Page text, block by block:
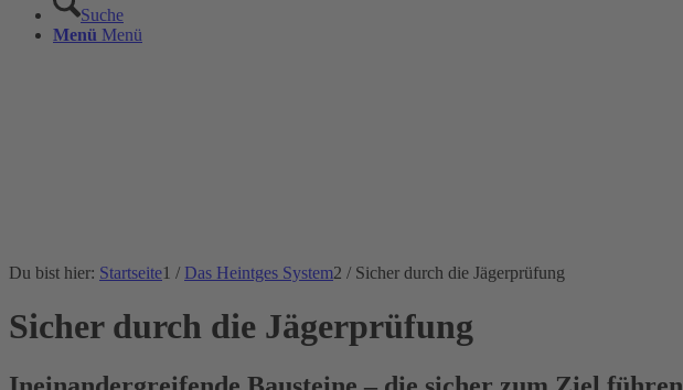
Suche
Menü Menü
Du bist hier: Startseite1 / Das Heintges System2 / Sicher durch die Jägerprüfung
Sicher durch die Jägerprüfung